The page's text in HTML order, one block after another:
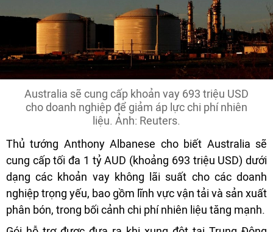
Australia sẽ cung cấp khoản vay 693 triệu USD
cho doanh nghiệp để giảm áp lực chi phí nhiên
liệu. Ảnh: Reuters.
Thủ tướng Anthony Albanese cho biết Australia sẽ
cung cấp tối đa 1 tỷ AUD (khoảng 693 triệu USD) dưới
dạng các khoản vay không lãi suất cho các doanh
nghiệp trọng yếu, bao gồm lĩnh vực vận tải và sản xuất
phân bón, trong bối cảnh chi phí nhiên liệu tăng mạnh.